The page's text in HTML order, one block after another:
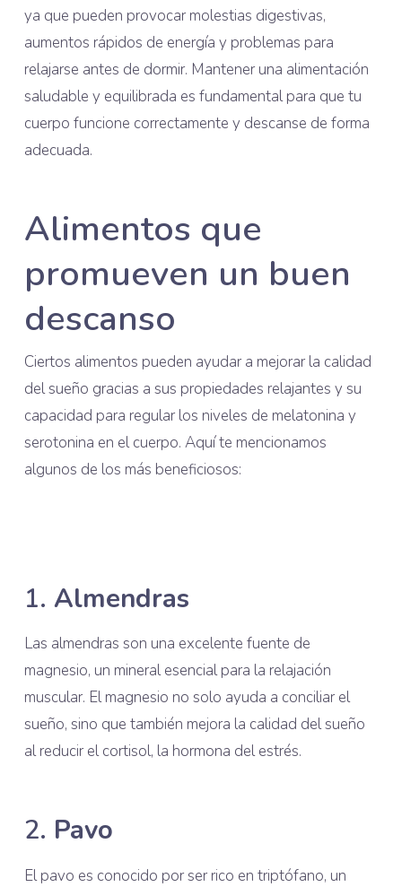
ya que pueden provocar molestias digestivas,
aumentos rápidos de energía y problemas para
relajarse antes de dormir. Mantener una alimentación
saludable y equilibrada es fundamental para que tu
cuerpo funcione correctamente y descanse de forma
adecuada.
Alimentos que
promueven un buen
descanso
Ciertos alimentos pueden ayudar a mejorar la calidad
del sueño gracias a sus propiedades relajantes y su
capacidad para regular los niveles de melatonina y
serotonina en el cuerpo. Aquí te mencionamos
algunos de los más beneficiosos:
1. Almendras
Las almendras son una excelente fuente de
magnesio, un mineral esencial para la relajación
muscular. El magnesio no solo ayuda a conciliar el
sueño, sino que también mejora la calidad del sueño
al reducir el cortisol, la hormona del estrés.
2. Pavo
El pavo es conocido por ser rico en triptófano, un